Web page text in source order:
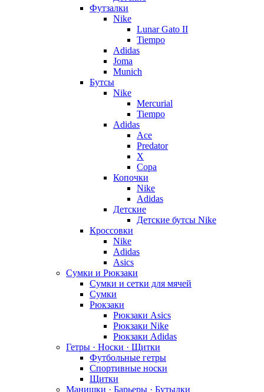
Футзалки
Nike
Lunar Gato II
Tiempo
Adidas
Joma
Munich
Бутсы
Nike
Mercurial
Tiempo
Adidas
Ace
Predator
X
Copa
Копочки
Nike
Adidas
Детские
Детские бутсы Nike
Кроссовки
Nike
Adidas
Asics
Сумки и Рюкзаки
Сумки и сетки для мячей
Сумки
Рюкзаки
Рюкзаки Asics
Рюкзаки Nike
Рюкзаки Adidas
Гетры · Носки · Щитки
Футбольные гетры
Спортивные носки
Щитки
Манишки · Барьеры · Бутылки